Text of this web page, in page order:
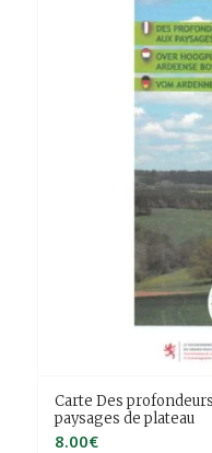
Carte Des
paysages de plateau
8.00€